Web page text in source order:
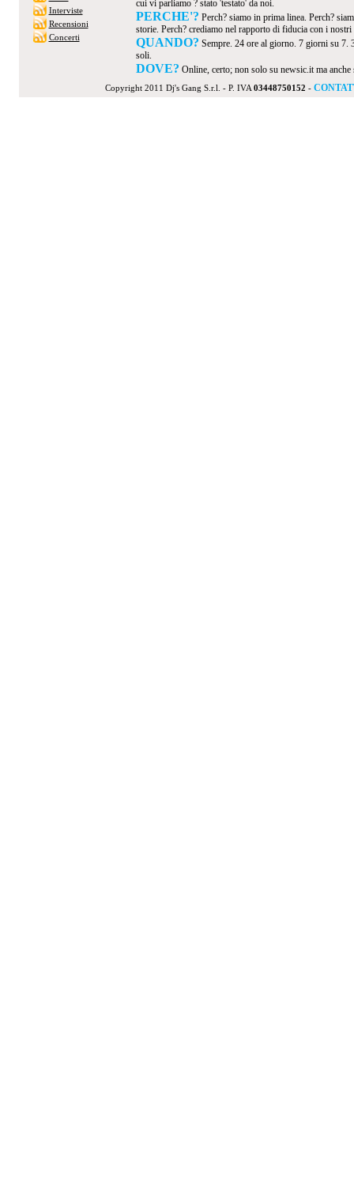
Interviste
Recensioni
Concerti
cui vi parliamo ? stato 'testato' da noi.
PERCHE'? Perch? siamo in prima linea. Perch?
storie. Perch? crediamo nel rapporto di fiducia con i
QUANDO? Sempre. 24 ore al giorno. 7 giorni su 7.
soli.
DOVE? Online, certo; non solo su newsic.it ma
Copyright 2011 Dj's Gang S.r.l. - P. IVA 03448750152 -